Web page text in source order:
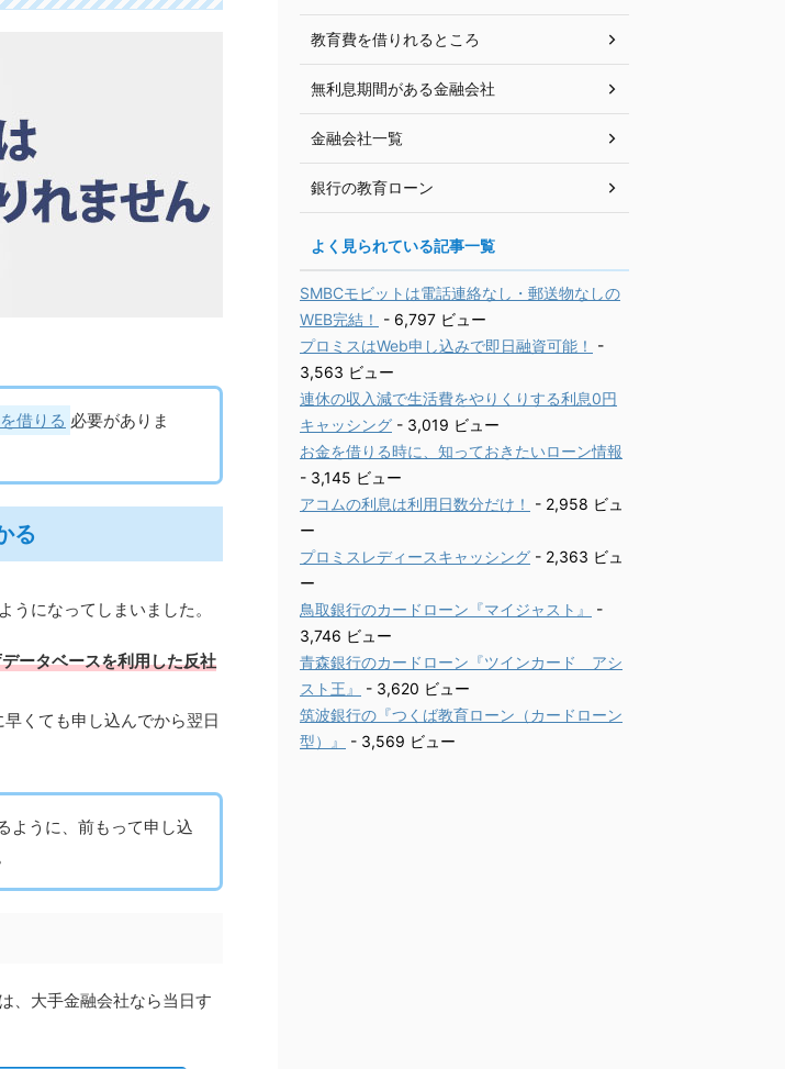
借りる 必要がありま
る
になってしまいました。
ータベースを利用した反社
くても申し込んでから翌日
ように、前もって申し込
、大手金融会社なら当日す
教育費を借りれるところ
無利息期間がある金融会社
金融会社一覧
銀行の教育ローン
よく見られている記事一覧
SMBCモビットは電話連絡なし・郵送物なしの
WEB完結！
- 6,797 ビュー
プロミスはWeb申し込みで即日融資可能！
-
3,563 ビュー
連休の収入減で生活費をやりくりする利息0円
キャッシング - 3,019 ビュー
お金を借りる時に、知っておきたいローン情報
- 3,145 ビュー
アコムの利息は利用日数分だけ！
- 2,958 ビュ
ー
プロミスレディースキャッシング - 2,363 ビュ
ー
鳥取銀行のカードローン『マイジャスト』
-
3,746 ビュー
青森銀行のカードローン『ツインカード アシ
スト王』
- 3,620 ビュー
筑波銀行の『つくば教育ローン（カードローン
型）』
- 3,569 ビュー